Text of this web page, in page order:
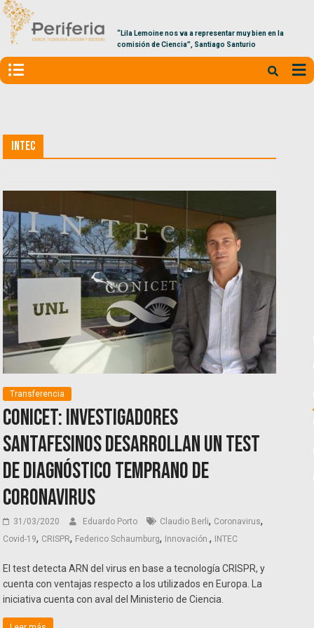
“Lila Lemoine nos va a representar muy bien en la
comisión de Ciencia”, Santiago Santurio
INTEC
Transferencia
CONICET: Investigadores
santafesinos desarrollan un test
de diagnóstico temprano de
coronavirus
31/03/2020 Eduardo Porto Claudio Berli, Coronavirus,
Covid-19, CRISPR, Federico Schaumburg, Innovación., INTEC
El test detecta ARN del virus en base a tecnología CRISPR, y
cuenta con ventajas respecto a los utilizados en Europa. La
iniciativa cuenta con aval del Ministerio de Ciencia.